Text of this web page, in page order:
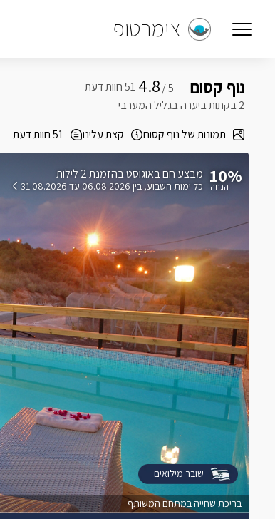
צימרטופ
נוף קסום 5 /
4.8
2 בקתות ביערה בגליל המערבי
תמונות של נוף קסום
קצת עלינו 51 חוות דעת
בריכת שחייה במתחם המשותף
10% בהזמנת 2 לילות
כל ימות השבוע בין 06.08.2026 עד 31.08.2026
שובר מילואים